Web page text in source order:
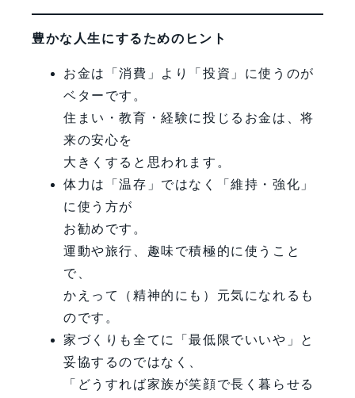
豊かな人生にするためのヒント
お金は「消費」より「投資」に使うのが
ベターです。
住まい・教育・経験に投じるお金は、将
来の安心を
大きくすると思われます。
体力は「温存」ではなく「維持・強化」
に使う方が
お勧めです。
運動や旅行、趣味で積極的に使うこと
で、
かえって（精神的にも）元気になれるも
のです。
家づくりも全てに「最低限でいいや」と
妥協するのではなく、
「どうすれば家族が笑顔で長く暮らせる